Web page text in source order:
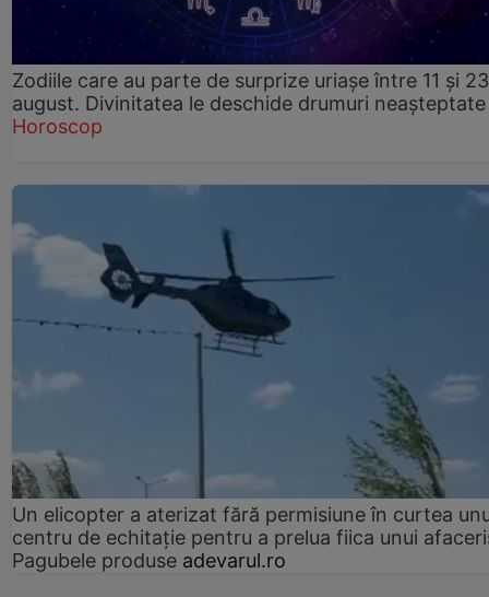
Zodiile care au parte de surprize uriașe între 11 și 23
august. Divinitatea le deschide drumuri neașteptate
Horoscop
Un elicopter a aterizat fără permisiune în curtea
centru de echitație pentru a prelua fiica unui
Pagubele produse adevarul.ro